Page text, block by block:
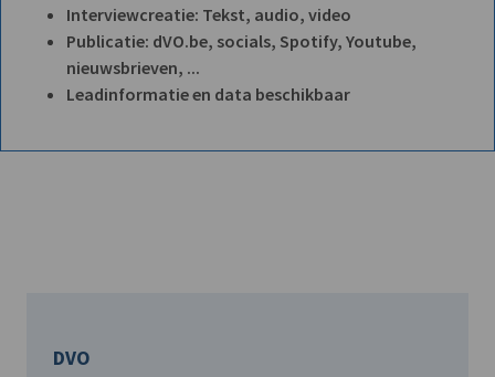
Interviewcreatie: Tekst, audio, video
Publicatie: dVO.be, socials, Spotify, Youtube,
nieuwsbrieven, ...
Leadinformatie en data beschikbaar
DVO